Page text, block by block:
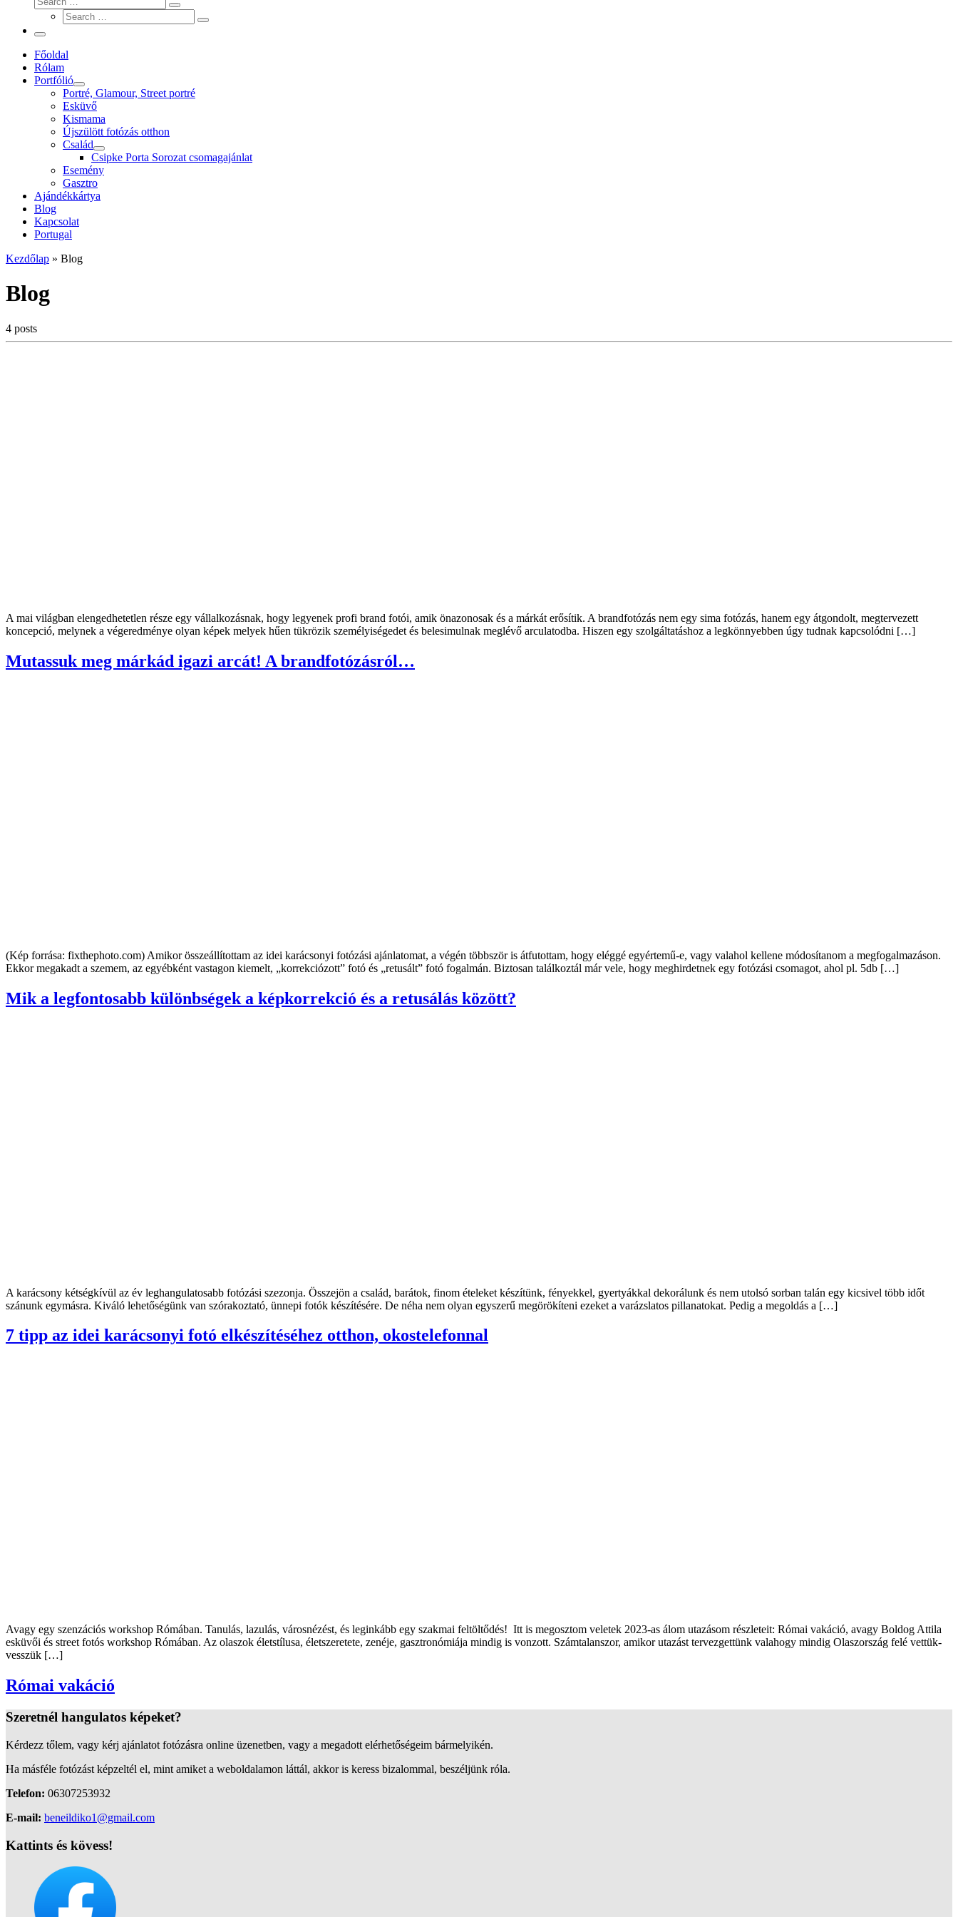
Search
Search
Search
Menu
Főoldal
Rólam
Portfólió
Portré, Glamour, Street portré
Esküvő
Kismama
Újszülött fotózás otthon
Család
Csipke Porta Sorozat csomagajánlat
Esemény
Gasztro
Ajándékkártya
Blog
Kapcsolat
Portugal
Kezdőlap » Blog
Blog
4 posts
A mai világban elengedhetetlen része egy vállalkozásnak, hogy legyenek profi brand fotói, amik önazonosak és a márkát erősítik. A brandfotózás nem egy sima fotózás, hanem egy átgondolt, megtervezett
koncepció, melynek a végeredménye olyan képek melyek hűen tükrözik személyiségedet és belesimulnak meglévő arculatodba. Hiszen egy szolgáltatáshoz a legkönnyebben úgy tudnak kapcsolódni […]
Mutassuk meg márkád igazi arcát! A brandfotózásról…
(Kép forrása: fixthephoto.com) Amikor összeállítottam az idei karácsonyi fotózási ajánlatomat, a végén többször is átfutottam, hogy eléggé egyértemű-e, vagy valahol kellene módosítanom a megfogalmazáson.
Ekkor megakadt a szemem, az egyébként vastagon kiemelt, „korrekciózott” fotó és „retusált” fotó fogalmán. Biztosan találkoztál már vele, hogy meghirdetnek egy fotózási csomagot, ahol pl. 5db […]
Mik a legfontosabb különbségek a képkorrekció és a retusálás között?
A karácsony kétségkívül az év leghangulatosabb fotózási szezonja. Összejön a család, barátok, finom ételeket készítünk, fényekkel, gyertyákkal dekorálunk és nem utolsó sorban talán egy kicsivel több időt
szánunk egymásra. Kiváló lehetőségünk van szórakoztató, ünnepi fotók készítésére. De néha nem olyan egyszerű megörökíteni ezeket a varázslatos pillanatokat. Pedig a megoldás a […]
7 tipp az idei karácsonyi fotó elkészítéséhez otthon, okostelefonnal
Avagy egy szenzációs workshop Rómában. Tanulás, lazulás, városnézést, és leginkább egy szakmai feltöltődés! Itt is megosztom veletek 2023-as álom utazásom részleteit: Római vakáció, avagy Boldog Attila
esküvői és street fotós workshop Rómában. Az olaszok életstílusa, életszeretete, zenéje, gasztronómiája mindig is vonzott. Számtalanszor, amikor utazást tervezgettünk valahogy mindig Olaszország felé vettük-
vesszük […]
Római vakáció
Szeretnél hangulatos képeket?
Kérdezz tőlem, vagy kérj ajánlatot fotózásra online üzenetben, vagy a megadott elérhetőségeim bármelyikén.
Ha másféle fotózást képzeltél el, mint amiket a weboldalamon láttál, akkor is keress bizalommal, beszéljünk róla.
Telefon: 06307253932
E-mail: beneildiko1@gmail.com
Kattints és kövess!